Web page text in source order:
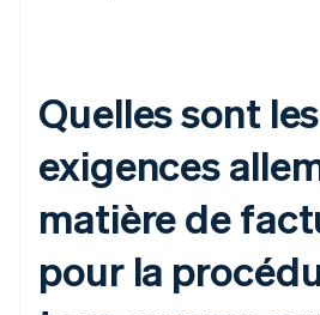
Quelles sont les
exigences
matière de
pour la